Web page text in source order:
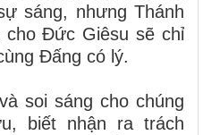
sáng, nhưng Thánh
Đức Giêsu sẽ chỉ
Đấng có lý.
soi sáng cho chúng
biết nhận ra trách